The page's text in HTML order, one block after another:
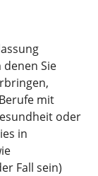
Sie
mit
oder
in
Fall sein)